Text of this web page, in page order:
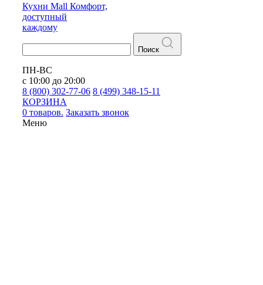
Кухни Mall Комфорт,
доступный
каждому
Поиск
ПН-ВС
с 10:00 до 20:00
8 (800) 302-77-06 8 (499) 348-15-11
КОРЗИНА
0 товаров. Заказать звонок
Меню